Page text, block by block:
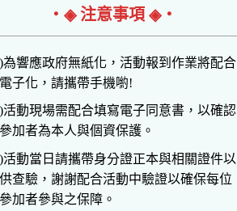
‧◈ 注意事項 ◈‧
)為響應政府無紙化，活動報到作業將配合
電子化，請攜帶手機喲!
)活動現場需配合填寫電子同意書，以確認
參加者為本人與個資保護。
)活動當日請攜帶身分證正本與相關證件以
供查驗，謝謝配合活動中驗證以確保每位
參加者參與之保障。